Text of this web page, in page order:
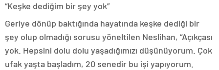
“Keşke dediğim bir şey yok”
Geriye dönüp baktığında hayatında keşke dediği bir
şey olup olmadığı sorusu yöneltilen Neslihan, “Açıkçası
yok. Hepsini dolu dolu yaşadığımızı düşünüyorum. Çok
ufak yaşta başladım, 20 senedir bu işi yapıyorum.